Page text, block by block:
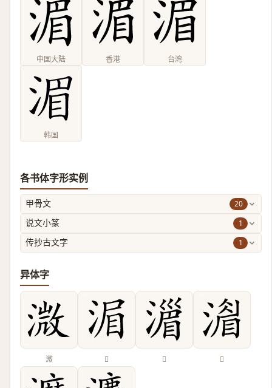
中国大陆 香港 台湾
韩国
各书体字形实例
甲骨文 20
说文小篆 1
传抄古文字 1
异体字
溦 𣷍 𣽪 𣾨